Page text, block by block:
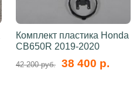
Комплект пластика Honda
CB650R 2019-2020
42 200 руб. 38 400 р.